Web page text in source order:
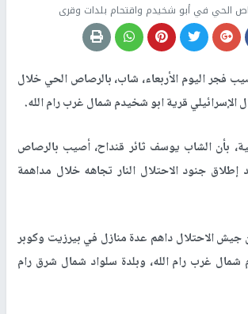
الحي في أبو شخيدم واقتحام بلدات وقرى
فجر اليوم الأربعاء، شاب، بالرصاص الحي خلال
الإسرائيلي قرية ابو شخيدم شمال غرب رام الله.
بأن الشاب يوسف ثائر قنداح، أصيب بالرصاص
جنود الاحتلال النار تجاهه خلال مداهمة
جيش الاحتلال داهم عدة منازل في بيرزيت وكوبر
شمال غرب رام الله، وبلدة سلواد شمال شرق رام